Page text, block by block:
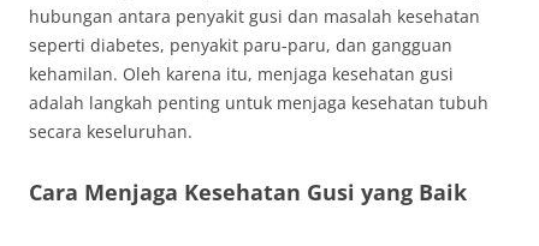
hubungan antara penyakit gusi dan masalah kesehatan
seperti diabetes, penyakit paru-paru, dan gangguan
kehamilan. Oleh karena itu, menjaga kesehatan gusi
adalah langkah penting untuk menjaga kesehatan tubuh
secara keseluruhan.
Cara Menjaga Kesehatan Gusi yang Baik